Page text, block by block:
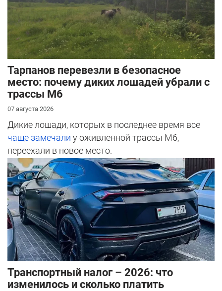
Тарпанов перевезли в безопасное
место: почему диких лошадей убрали с
трассы М6
07 августа 2026
Дикие лошади, которых в последнее время все
чаще замечали у оживленной трассы М6,
переехали в новое место.
Транспортный налог – 2026: что
изменилось и сколько платить